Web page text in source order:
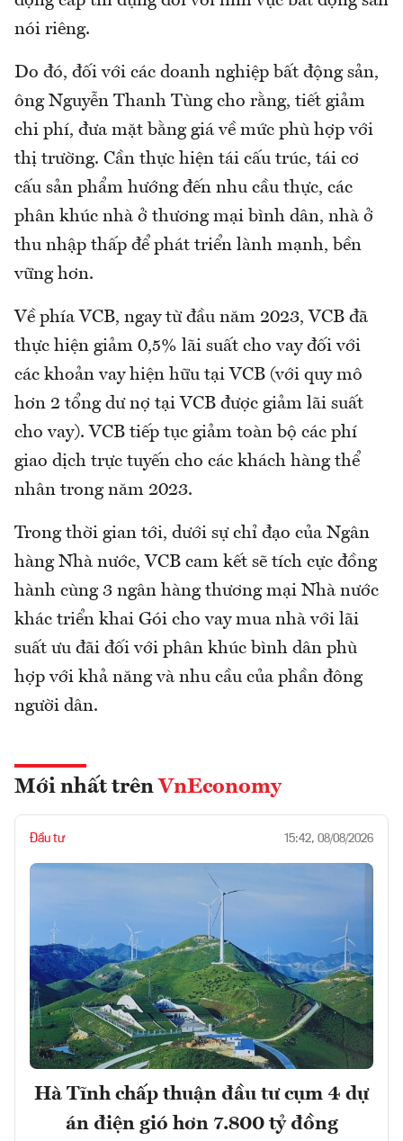
nói riêng.
Do đó, đối với các doanh nghiệp bất động sản,
ông Nguyễn Thanh Tùng cho rằng, tiết giảm
chi phí, đưa mặt bằng giá về mức phù hợp với
thị trường. Cần thực hiện tái cấu trúc, tái cơ
cấu sản phẩm hướng đến nhu cầu thực, các
phân khúc nhà ở thương mại bình dân, nhà ở
thu nhập thấp để phát triển lành mạnh, bền
vững hơn.
Về phía VCB, ngay từ đầu năm 2023, VCB đã
thực hiện giảm 0,5% lãi suất cho vay đối với
các khoản vay hiện hữu tại VCB (với quy mô
hơn 2 tổng dư nợ tại VCB được giảm lãi suất
cho vay). VCB tiếp tục giảm toàn bộ các phí
giao dịch trực tuyến cho các khách hàng thể
nhân trong năm 2023.
Trong thời gian tới, dưới sự chỉ đạo của Ngân
hàng Nhà nước, VCB cam kết sẽ tích cực đồng
hành cùng 3 ngân hàng thương mại Nhà nước
khác triển khai Gói cho vay mua nhà với lãi
suất ưu đãi đối với phân khúc bình dân phù
hợp với khả năng và nhu cầu của phần đông
người dân.
Mới nhất trên VnEconomy
Đầu tư 15:42, 08/08/2026
Hà Tĩnh chấp thuận đầu tư cụm 4 dự
án điện gió hơn 7.800 tỷ đồng